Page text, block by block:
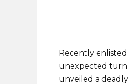
Recently enlisted
unexpected
unveiled a